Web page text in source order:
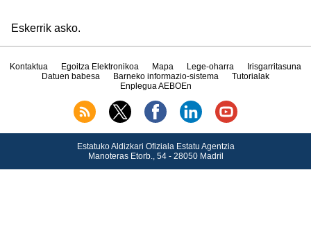
Eskerrik asko.
Kontaktua Egoitza Elektronikoa Mapa Lege-oharra
Irisgarritasuna
Datuen babesa
Barneko informazio-sistema
Tutorialak
Enplegua AEBOEn
Estatuko Aldizkari Ofiziala Estatu Agentzia
Manoteras Etorb., 54 - 28050 Madril